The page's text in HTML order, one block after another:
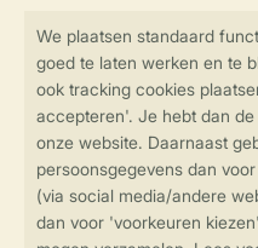
Veilig en snel online
Veilige
Veilige betaling